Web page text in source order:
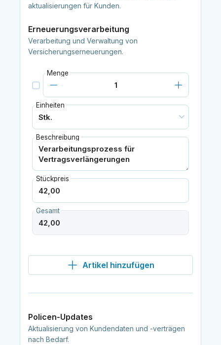
aktualisierungen für Kunden.
Erneuerungsverarbeitung
Verarbeitung und Verwaltung von
Versicherungserneuerungen.
Menge
Einheiten
Beschreibung
Stückpreis
Gesamt
Artikel hinzufügen
Policen-Updates
Aktualisierung von Kundendaten und -verträgen
nach Bedarf.